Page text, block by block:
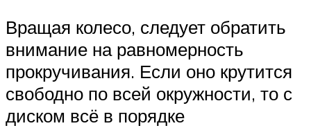
Вращая колесо, следует обратить
внимание на равномерность
прокручивания. Если оно крутится
свободно по всей окружности, то с
диском всё в порядке